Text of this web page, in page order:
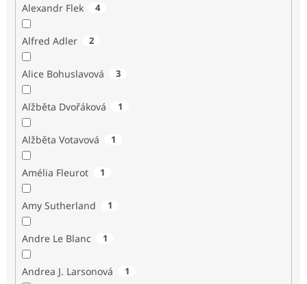
Alexandr Flek 4
Alfred Adler 2
Alice Bohuslavová 3
Alžběta Dvořáková 1
Alžběta Votavová 1
Amélia Fleurot 1
Amy Sutherland 1
Andre Le Blanc 1
Andrea J. Larsonová 1